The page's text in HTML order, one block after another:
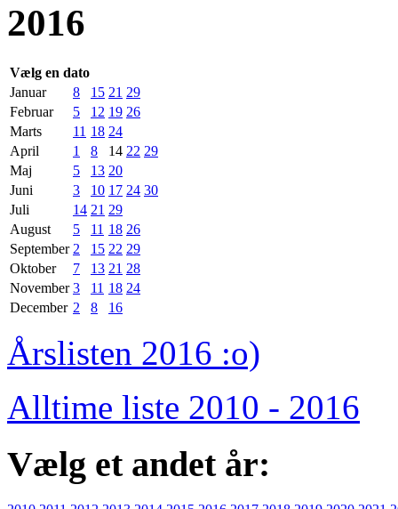
2016
Vælg en dato
Januar
8 15 21 29
Februar
5 12 19 26
Marts
11 18 24
April
1 8 14 22 29
Maj
5 13 20
Juni
3 10 17 24 30
Juli
14 21 29
August
5 11 18 26
September 2 15 22 29
Oktober
7 13 21 28
November 3 11 18 24
December 2 8 16
Årslisten 2016 :o)
Alltime liste 2010 - 2016
Vælg et andet år: